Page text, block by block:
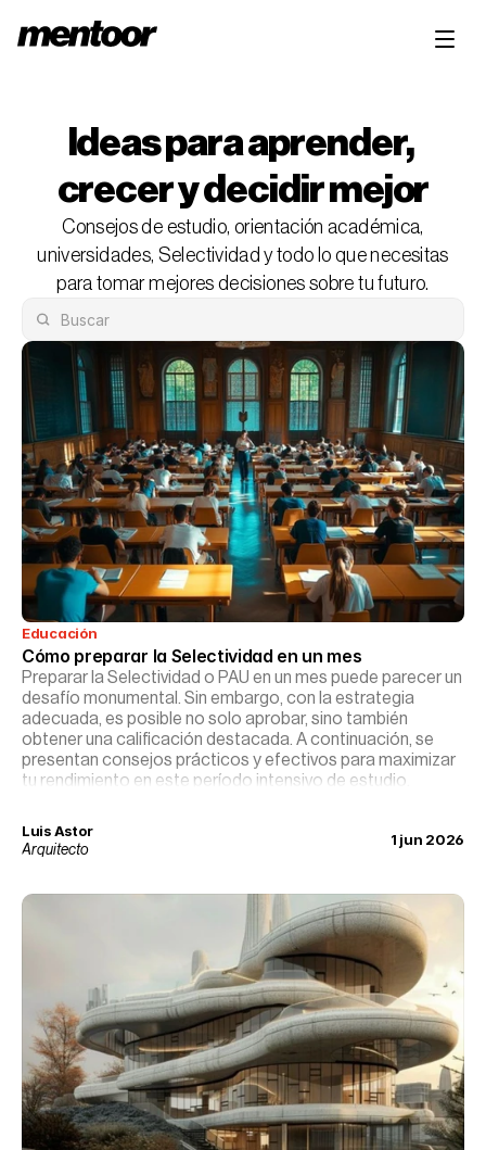
Ideas para aprender,
crecer y decidir mejor
Consejos de estudio, orientación académica,
universidades, Selectividad y todo lo que necesitas
para tomar mejores decisiones sobre tu futuro.
Educación
Cómo preparar la Selectividad en un mes
Preparar la Selectividad o PAU en un mes puede parecer un
desafío monumental. Sin embargo, con la estrategia
adecuada, es posible no solo aprobar, sino también
obtener una calificación destacada. A continuación, se
presentan consejos prácticos y efectivos para maximizar
tu rendimiento en este período intensivo de estudio.
Luis Astor
Arquitecto
1 jun 2026